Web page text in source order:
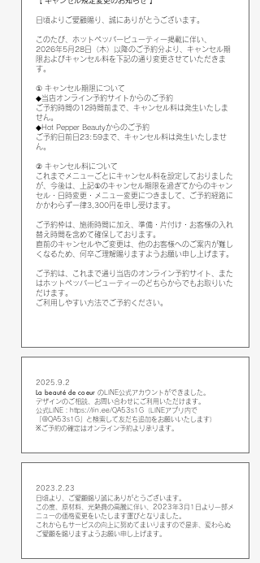
日頃よりご愛顧賜り、誠にありがとうございます。
このたび、ホットペッパービューティー掲載に伴い、
2026年5月28日（木）以降のご予約分より、キャンセル期
限およびキャンセル料を下記の通り変更させていただきま
す。
① キャンセル期限について
◆当店オンライン予約サイトからのご予約
ご予約時間の12時間前まで、キャンセル料は発生いたしま
せん。
◆Hot Pepper Beautyからのご予約
ご予約日前日23:59まで、キャンセル料は発生いたしませ
ん。
② キャンセル料について
これまでメニューごとにキャンセル料を設定しておりました
が、今後は、上記①のキャンセル期限を過ぎてからのキャン
セル・日時変更・メニュー変更につきまして、ご予約経路に
かかわらず一律3,300円を申し受けます。
ご予約枠は、施術時間に加え、準備・片付け・お客様の入れ
替え時間を含めて確保しております。
直前のキャンセルやご変更は、他のお客様へのご案内が難し
くなるため、何卒ご理解賜りますようお願い申し上げます。
ご予約は、これまで通り当店のオンライン予約サイト、また
はホットペッパービューティーのどちらからでもお取りいた
だけます。
ご利用しやすい方法でご予約ください。
2025.9.2
La beauté de coeur ​のLINE公式アカウントができました。
デザインのご相談、お問い合わせにご利用いただけます。
公式LINE： https://lin.ee/QA53s1G（LINEアプリ内で
「@QA53s1G」と検索して友だち追加をお願いいたします）
※ご予約の確定はオンライン予約より承ります。
2023.2.23
日頃より、ご愛顧賜り誠にありがとうございます。
この度、原材料、光熱費の高騰に伴い、2023年3月1日より一部メ
ニューの価格変更をいたします運びとなりました。
これからもサービスの向上に努めてまいりますので是非、変わらぬ
ご愛顧を賜りますようお願い申し上げます。